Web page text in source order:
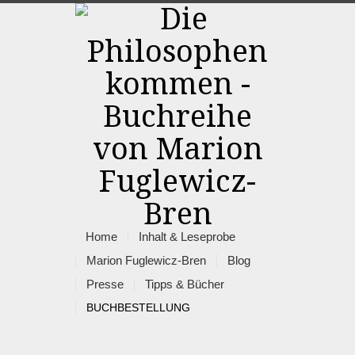
Home
Inhalt & Leseprobe
Marion Fuglewicz-Bren
Blog
Presse
Tipps & Bücher
BUCHBESTELLUNG